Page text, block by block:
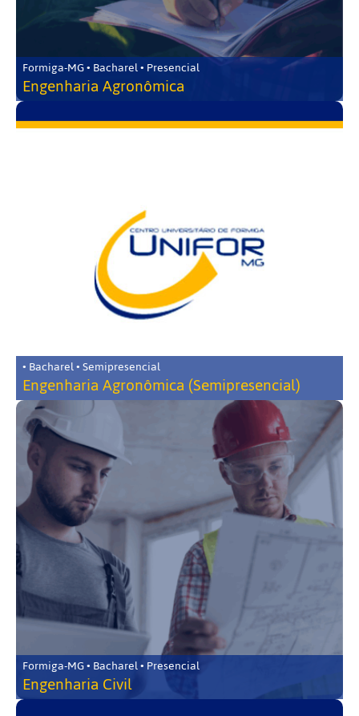
Formiga-MG • Bacharel • Presencial
Engenharia Agronômica
• Bacharel • Semipresencial
Engenharia Agronômica (Semipresencial)
Formiga-MG • Bacharel • Presencial
Engenharia Civil